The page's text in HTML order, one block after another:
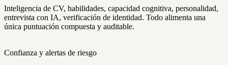
Inteligencia de CV, habilidades, capacidad cognitiva, personalidad,
entrevista con IA, verificación de identidad. Todo alimenta una
única puntuación compuesta y auditable.
Confianza y alertas de riesgo